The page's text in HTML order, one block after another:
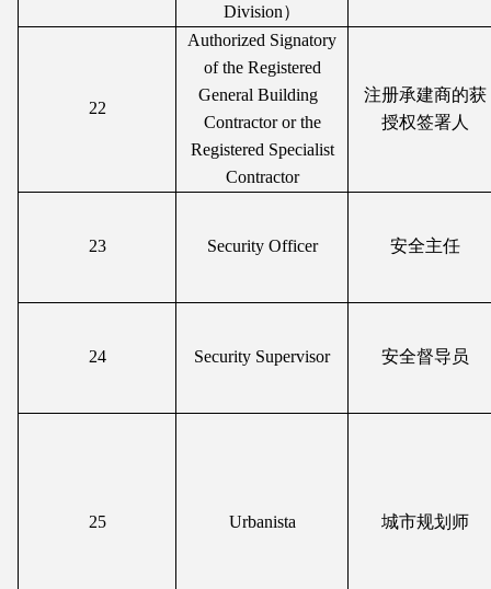
Division）
22
Authorized Signatory
of the Registered
General Building
Contractor or the
Registered Specialist
Contractor
注册承建商的获
授权签署人
23 Security Officer 安全主任
24 Security Supervisor 安全督导员
25 Urbanista 城市规划师